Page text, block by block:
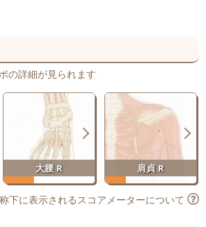
の詳細が見られます
大腰 R 肩貞 R
下に表示されるスコアメーターについて